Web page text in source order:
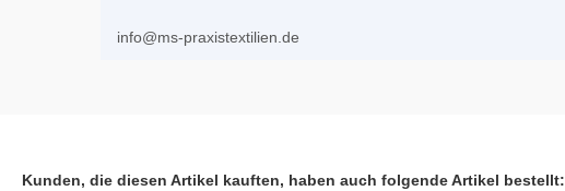
info@ms-praxistextilien.de
Kunden, die diesen Artikel kauften, haben auch folgende Artikel bestellt: